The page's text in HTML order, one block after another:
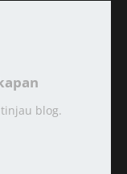
blog.